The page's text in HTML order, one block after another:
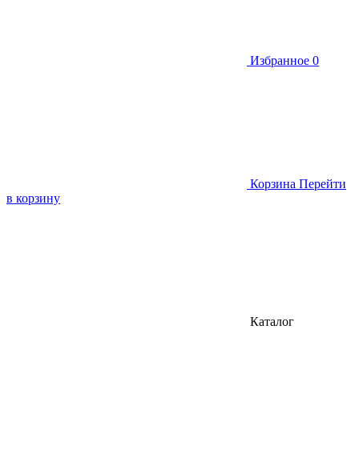
Избранное 0
Корзина Перейти
в корзину
Каталог